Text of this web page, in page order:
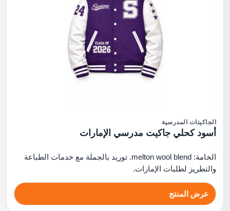
الجاكيتات المدرسية
أسود كحلي جاكيت مدرسي الإمارات
الخامة: melton wool blend. توريد بالجملة مع خدمات الطباعة
والتطريز لطلبات الإمارات.
عرض المنتج